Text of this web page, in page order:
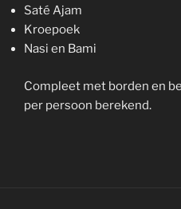
Saté Ajam
Kroepoek
Nasi en Bami
Compleet met borden en
per persoon berekend.